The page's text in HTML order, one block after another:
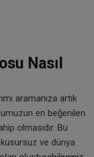
Nasıl
aramanıza artık
en beğenilen
olmasıdır. Bu
ve dünya